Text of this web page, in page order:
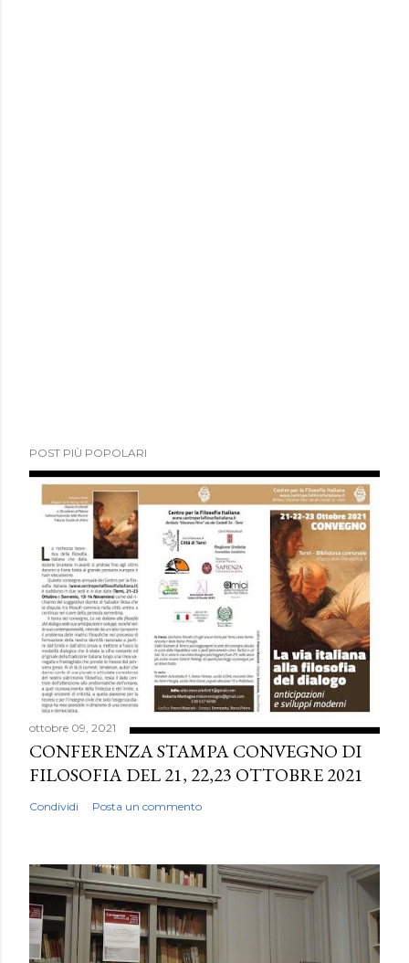
POST PIÙ POPOLARI
ottobre 09, 2021
CONFERENZA STAMPA CONVEGNO DI
FILOSOFIA DEL 21, 22,23 OTTOBRE 2021
Condividi Posta un commento